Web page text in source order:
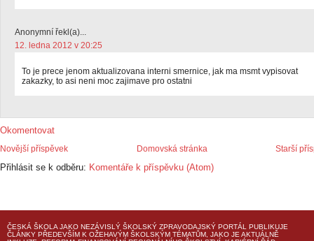
Anonymní řekl(a)...
12. ledna 2012 v 20:25
To je prece jenom aktualizovana interni smernice, jak ma msmt vypisovat
zakazky, to asi neni moc zajimave pro ostatni
Okomentovat
Novější příspěvek Starší
Domovská stránka
Přihlásit se k odběru: Komentáře k příspěvku (Atom)
ČESKÁ ŠKOLA JAKO NEZÁVISLÝ ŠKOLSKÝ ZPRAVODAJSKÝ PORTÁL PUBLIKUJE
ČLÁNKY PŘEDEVŠÍM K OŽEHAVÝM ŠKOLSKÝM TÉMATŮM, JAKO JE AKTUÁLNĚ